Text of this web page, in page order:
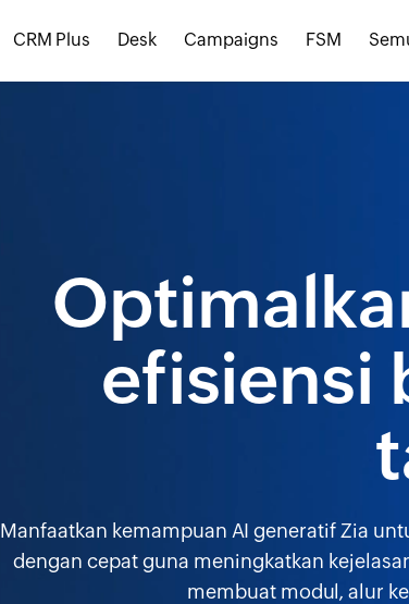
CRM Plus Desk Campaigns FSM
efisiensi
Manfaatkan kemampuan AI generatif Zia
dengan cepat guna meningkatkan
membuat modul, alur